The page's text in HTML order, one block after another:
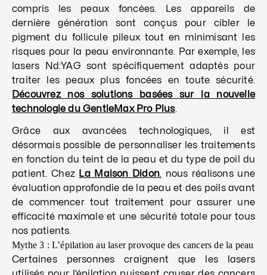
compris les peaux foncées. Les appareils de
dernière génération sont conçus pour cibler le
pigment du follicule pileux tout en minimisant les
risques pour la peau environnante. Par exemple, les
lasers Nd:YAG sont spécifiquement adaptés pour
traiter les peaux plus foncées en toute sécurité.
Découvrez nos solutions basées sur la nouvelle
technologie du GentleMax Pro Plus.
Grâce aux avancées technologiques, il est
désormais possible de personnaliser les traitements
en fonction du teint de la peau et du type de poil du
patient. Chez La Maison Didon, nous réalisons une
évaluation approfondie de la peau et des poils avant
de commencer tout traitement pour assurer une
efficacité maximale et une sécurité totale pour tous
nos patients.
Mythe 3 : L’épilation au laser provoque des cancers de la peau
Certaines personnes craignent que les lasers